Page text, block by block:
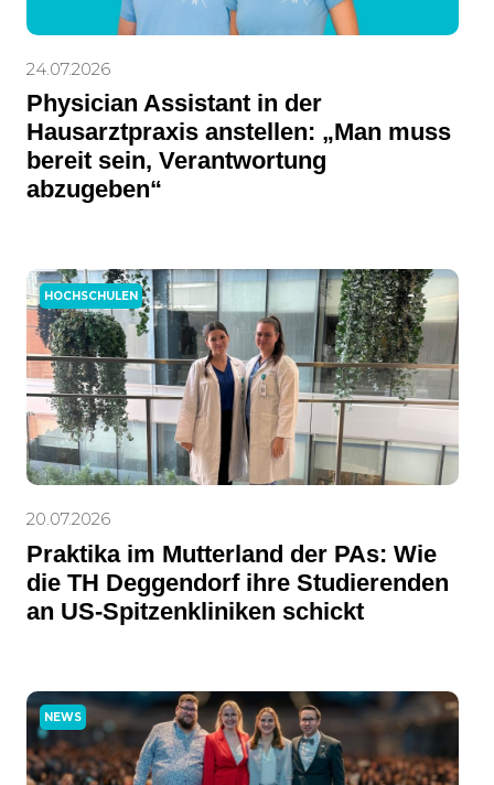
24.07.2026
Physician Assistant in der
Hausarztpraxis anstellen: „Man muss
bereit sein, Verantwortung
abzugeben“
HOCHSCHULEN
20.07.2026
Praktika im Mutterland der PAs: Wie
die TH Deggendorf ihre Studierenden
an US-Spitzenkliniken schickt
NEWS